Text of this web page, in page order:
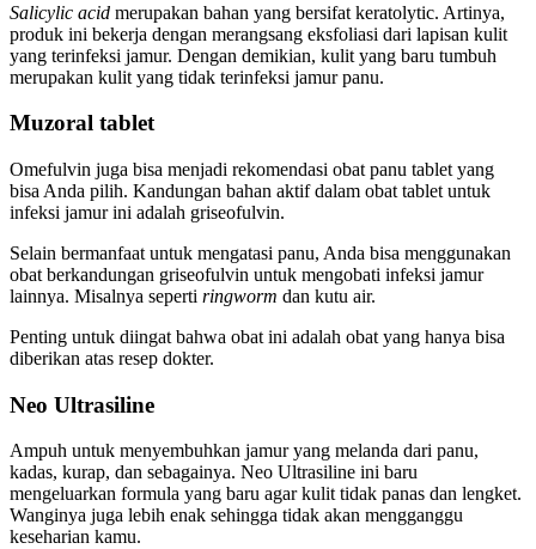
Salicylic acid merupakan bahan yang bersifat keratolytic. Artinya,
produk ini bekerja dengan merangsang eksfoliasi dari lapisan kulit
yang terinfeksi jamur. Dengan demikian, kulit yang baru tumbuh
merupakan kulit yang tidak terinfeksi jamur panu.
Muzoral tablet
Omefulvin juga bisa menjadi rekomendasi obat panu tablet yang
bisa Anda pilih. Kandungan bahan aktif dalam obat tablet untuk
infeksi jamur ini adalah griseofulvin.
Selain bermanfaat untuk mengatasi panu, Anda bisa menggunakan
obat berkandungan griseofulvin untuk mengobati infeksi jamur
lainnya. Misalnya seperti ringworm dan kutu air.
Penting untuk diingat bahwa obat ini adalah obat yang hanya bisa
diberikan atas resep dokter.
Neo Ultrasiline
Ampuh untuk menyembuhkan jamur yang melanda dari panu,
kadas, kurap, dan sebagainya. Neo Ultrasiline ini baru
mengeluarkan formula yang baru agar kulit tidak panas dan lengket.
Wanginya juga lebih enak sehingga tidak akan mengganggu
keseharian kamu.